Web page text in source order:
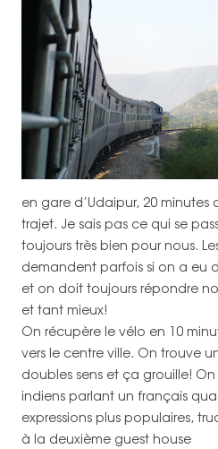
en gare d’Udaipur, 20 minutes
trajet. Je sais pas ce qui se
toujours très bien pour nous.
demandent parfois si on a eu
et on doit toujours répondre
et tant mieux!
On récupère le vélo en 10
vers le centre ville. On trouve
doubles sens et ça grouille!
indiens parlant un français
expressions plus populaires,
à la deuxième guest house